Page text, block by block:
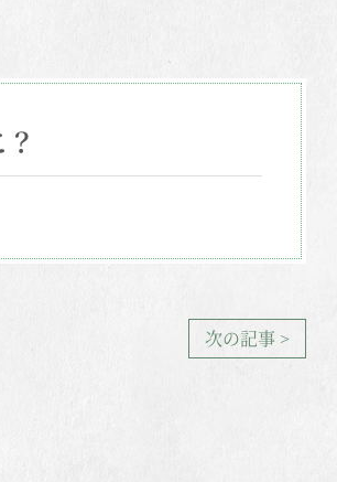
次の記事 >